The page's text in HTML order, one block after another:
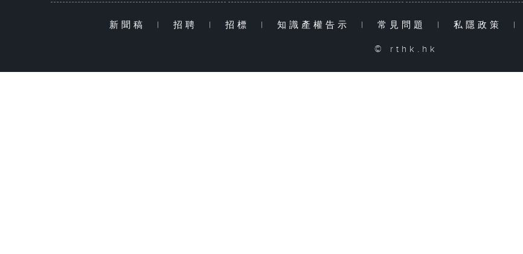
新聞稿 | 招聘 | 招標 | 知識產權告示 | 常見問題 | 私隱政策 |
© rthk.hk